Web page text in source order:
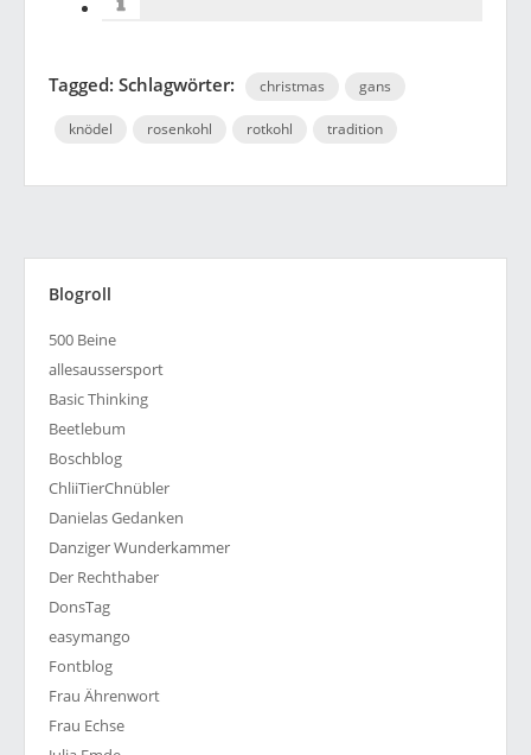
Tagged: Schlagwörter: christmas gans
knödel rosenkohl rotkohl tradition
Blogroll
500 Beine
allesaussersport
Basic Thinking
Beetlebum
Boschblog
ChliiTierChnübler
Danielas Gedanken
Danziger Wunderkammer
Der Rechthaber
DonsTag
easymango
Fontblog
Frau Ährenwort
Frau Echse